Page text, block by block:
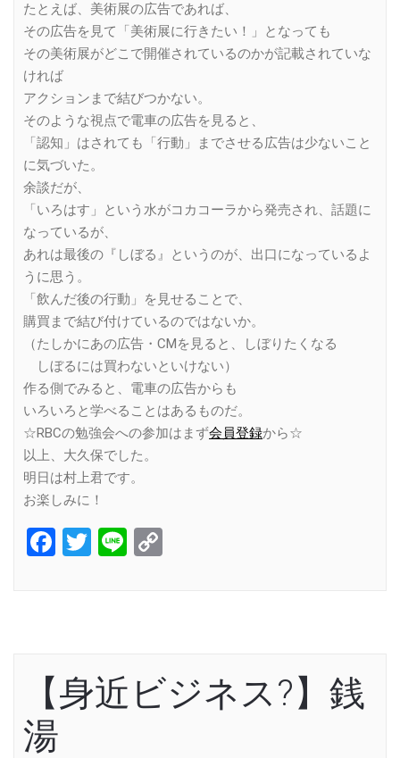
たとえば、美術展の広告であれば、
その広告を見て「美術展に行きたい！」となっても
その美術展がどこで開催されているのかが記載されていな
ければ
アクションまで結びつかない。
そのような視点で電車の広告を見ると、
「認知」はされても「行動」までさせる広告は少ないこと
に気づいた。
余談だが、
「いろはす」という水がコカコーラから発売され、話題に
なっているが、
あれは最後の『しぼる』というのが、出口になっているよ
うに思う。
「飲んだ後の行動」を見せることで、
購買まで結び付けているのではないか。
（たしかにあの広告・CMを見ると、しぼりたくなる
しぼるには買わないといけない）
作る側でみると、電車の広告からも
いろいろと学べることはあるものだ。
☆RBCの勉強会への参加はまず会員登録から☆
以上、大久保でした。
明日は村上君です。
お楽しみに！
Facebook
Twitter
Line
【身近ビジネス?】銭
湯